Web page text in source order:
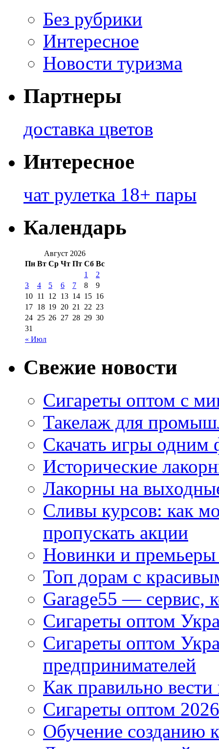
Без рубрики
Интересное
Новости туризма
Партнеры
доставка цветов
Интересное
чат рулетка 18+ пары
Календарь
Август 2026
Пн Вт Ср Чт Пт Сб Вс
« Июл
1
2
3
4 5 6 7 8
9
10 11 12 13 14 15 16
17 18 19 20 21 22 23
24 25 26 27 28 29 30
31
Свежие новости
Сигареты оптом с
Такелаж для
Скачать игры одним
Исторические
Лакорны на
Сливы курсов: как
пропускать акции
Новинки и
Топ дорам с
Garage55 — сервис,
Сигареты оптом
Сигареты оптом
предпринимателей
Как правильно
Сигареты оптом
Обучение созданию